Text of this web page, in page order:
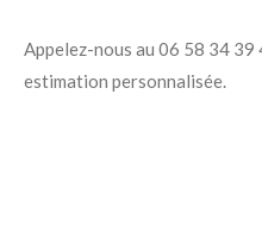
Appelez-nous au 06 58 34
estimation personnalisée.